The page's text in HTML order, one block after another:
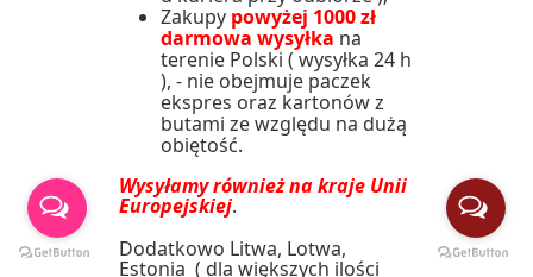
Zakupy powyżej 1000 zł
darmowa wysyłka na
terenie Polski ( wysyłka 24 h
), - nie obejmuje paczek
ekspres oraz kartonów z
butami ze względu na dużą
obiętość.
Wysyłamy również na kraje Unii
Europejskiej.
Dodatkowo Litwa, Lotwa,
Estonia ( dla większych ilości